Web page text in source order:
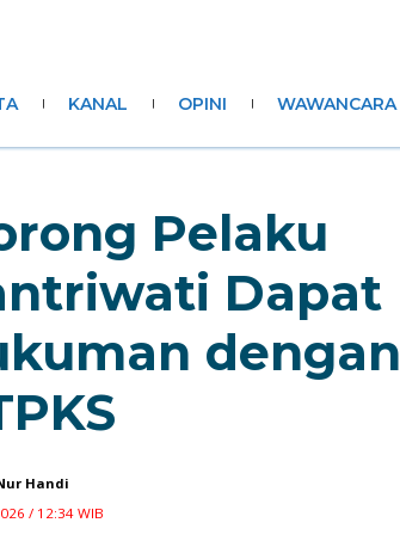
KANAL OPINI WAWANCARA
Pelaku
Dapat
dengan
Handi
/ 12:34 WIB